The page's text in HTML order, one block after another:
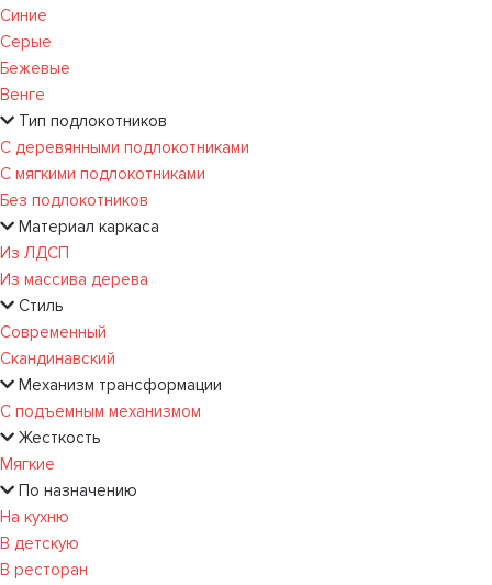
Синие
Серые
Бежевые
Венге
Тип подлокотников
С деревянными подлокотниками
С мягкими подлокотниками
Без подлокотников
Материал каркаса
Из ЛДСП
Из массива дерева
Стиль
Современный
Скандинавский
Механизм трансформации
С подъемным механизмом
Жесткость
Мягкие
По назначению
На кухню
В детскую
В ресторан